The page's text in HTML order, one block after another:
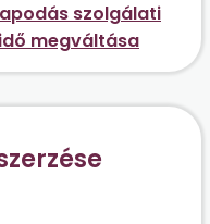
szolgálati
megváltása